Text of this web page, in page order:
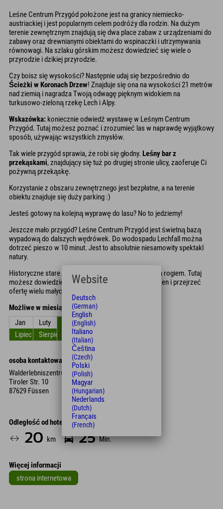
Leśne Centrum Przygód położone jest na granicy niemiecko-
austriackiej i jest popularnym celem podróży dla rodzin. Na dużym
terenie zewnętrznym znajdują się dwa place zabaw z urządzeniami do
zabawy oraz drewnianymi obiektami do wspinaczki i utrzymywania
równowagi. Na szlaku górskim możesz dowiedzieć się wiele o
przyrodzie i dzikiej przyrodzie.
Czy boisz się wysokości? Następnie udaj się bezpośrednio do
Ścieżki w Koronach Drzew! Znajduje się ona na wysokości 21 metrów
nad ziemią i nagradza Twoją odwagę pięknym widokiem na
turkusowo-zieloną rzekę Lech i Alpy.
Wskazówka: koniecznie odwiedź wystawę w Leśnym Centrum
Przygód. Tutaj możesz poznać i zrozumieć las w naprawdę wyjątkowy
sposób, używając wszystkich zmysłów.
Tak wiele przygód sprawia, że robi się głodny. Leśny bar z
przekąskami, znajdujący się tuż po drugiej stronie ulicy, zaoferuje Ci
pożywną przekąskę.
Korzystanie z obszaru zewnętrznego jest bezpłatne, a na terenie
obiektu znajduje się duży parking :)
Jesteś gotowy na kolejną wyprawę do lasu? No to jedziemy!
Jeszcze mało przygód? Leśne Centrum Przygód jest świetną bazą
wypadową do dalszych wędrówek. Do wodospadu Lechfall można
dotrzeć pieszo w 10 minut. Jest to absolutnie niesamowity spektakl
natury.
Historyczne stare miasto również znajduje się tuż za rogiem. Tutaj
możesz dowiedzieć się więcej o historii miasta Füssen i przejrzeć
ofertę wielu małych, przytulnych sklepików.
Możliwe w miesiącach
Jan
Luty Zniszczyćkwiecień
Lipiec
Sierpień WrzesieńPaździernik
osoba kontaktowa
Walderlebniszentrum Ziegelwies
Tiroler Str. 10
87629 Füssen
Odległość od hotelu
20 km 25 Min.
Więcej informacji
strona internetowa
Website
Deutsch
(German)
English
(English)
Italiano
(Italian)
Čeština
(Czech)
Polski
(Polish)
Magyar
(Hungarian)
Nederlands
(Dutch)
Français
(French)